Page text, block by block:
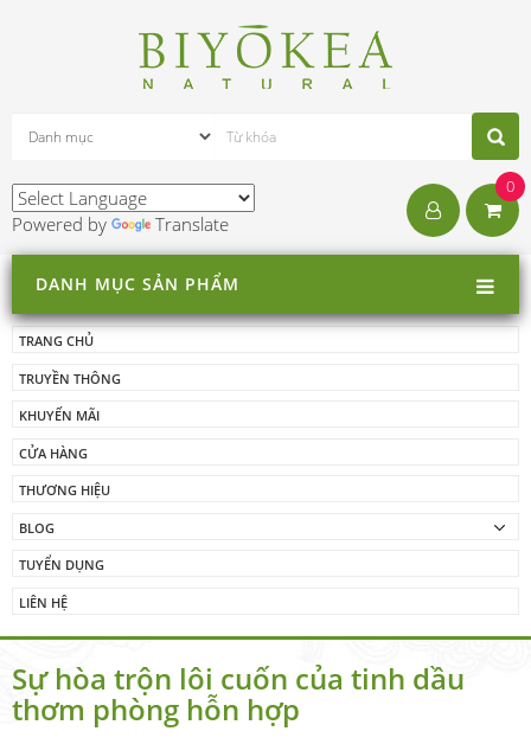
Powered by Translate
0
DANH MỤC SẢN PHẨM
TRANG CHỦ
TRUYỀN THÔNG
KHUYẾN MÃI
CỬA HÀNG
THƯƠNG HIỆU
BLOG
TUYỂN DỤNG
LIÊN HỆ
Sự hòa trộn lôi cuốn của tinh dầu
thơm phòng hỗn hợp